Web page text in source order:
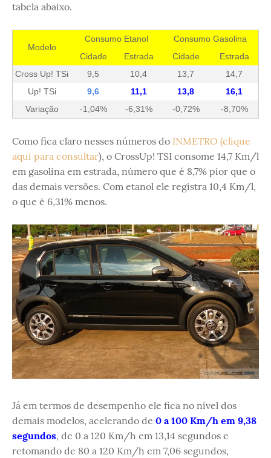
tabela abaixo.
Modelo
Consumo Etanol
Consumo Gasolina
Cidade
Estrada Cidade
Estrada
Cross Up! TSi
9,5 10,4 13,7
14,7
Up! TSi
9,6 11,1 13,8
16,1
Variação
-1,04% -6,31% -0,72% -8,70%
Como fica claro nesses números do INMETRO (clique
aqui para consultar), o CrossUp! TSI consome 14,7 Km/l
em gasolina em estrada, número que é 8,7% pior que o
das demais versões. Com etanol ele registra 10,4 Km/l,
o que é 6,31% menos.
Já em termos de desempenho ele fica no nível dos
demais modelos, acelerando de 0 a 100 Km/h em 9,38
segundos, de 0 a 120 Km/h em 13,14 segundos e
retomando de 80 a 120 Km/h em 7,06 segundos,